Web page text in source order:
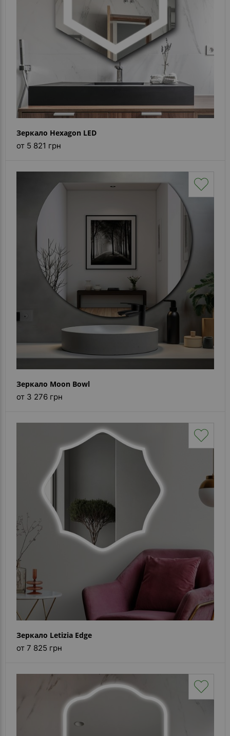
Зеркало Hexagon LED
от 5 821 грн
Зеркало Moon Bowl
от 3 276 грн
Зеркало Letizia Edge
от 7 825 грн